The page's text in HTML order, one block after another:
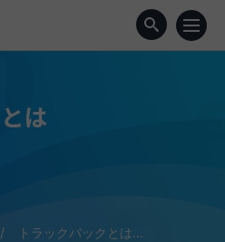
は
トラックバックとは...